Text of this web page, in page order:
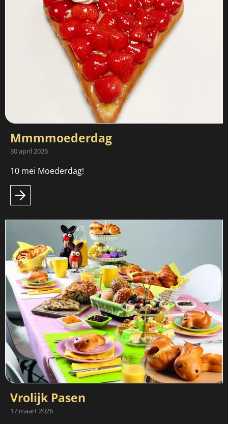
Mmmmoederdag
30 april 2026
10 mei Moederdag!
Vrolijk Pasen
17 maart 2026